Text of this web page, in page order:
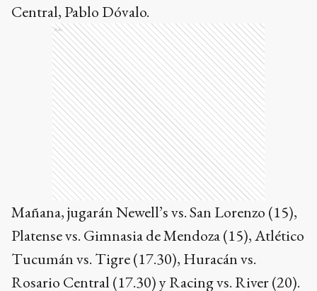
Central, Pablo Dóvalo.
Ads
Mañana, jugarán Newell’s vs. San Lorenzo (15),
Platense vs. Gimnasia de Mendoza (15), Atlético
Tucumán vs. Tigre (17.30), Huracán vs.
Rosario Central (17.30) y Racing vs. River (20).